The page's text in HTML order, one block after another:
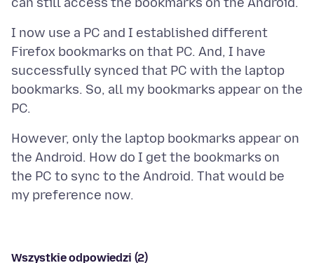
I now use a PC and I established different
Firefox bookmarks on that PC. And, I have
successfully synced that PC with the laptop
bookmarks. So, all my bookmarks appear on the
However, only the laptop bookmarks appear on
the Android. How do I get the bookmarks on
the PC to sync to the Android. That would be
Wszystkie odpowiedzi (2)